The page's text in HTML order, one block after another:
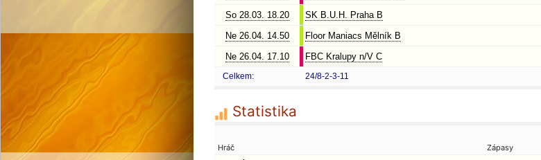
So 28.03. 18.20 SK B.U.H. Praha B
Ne 26.04. 14.50 Floor Maniacs Mělník B
Ne 26.04. 17.10 FBC Kralupy n/V C
Celkem: 24/8-2-3-11
Statistika
Hráč Zápasy